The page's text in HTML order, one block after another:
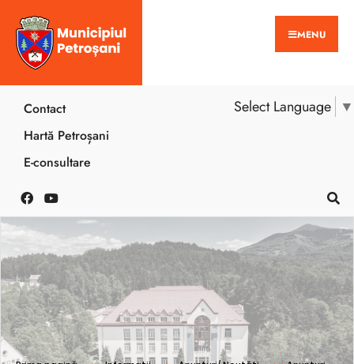
MENU
Select Language ▼
Contact
Hartă Petroșani
E-consultare